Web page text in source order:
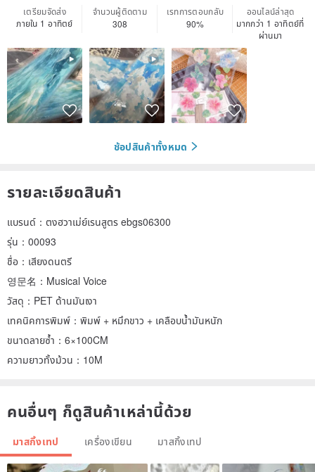
เตรียมจัดส่ง
ภายใน 1 อาทิตย์
จำนวนผู้ติดตาม
308
เรทการตอบกลับ
90%
ออนไลน์ล่าสุด
มากกว่า 1 อาทิตย์ที่
ผ่านมา
ช้อปสินค้าทั้งหมด
รายละเอียดสินค้า
แบรนด์：ตงฮวาเม่ย์เรนสูตร ebgs06300
รุ่น：00093
ชื่อ：เสียงดนตรี
영문名：Musical Voice
วัสดุ：PET ด้านมันเงา
เทคนิคการพิมพ์：พิมพ์ + หมึกขาว + เคลือบน้ำมันหนัก
ขนาดลายซ้ำ：6×100CM
ความยาวทั้งม้วน：10M
คนอื่นๆ ก็ดูสินค้าเหล่านี้ด้วย
มาสกิ้งเทป เครื่องเขียน มาสกิ้งเทป